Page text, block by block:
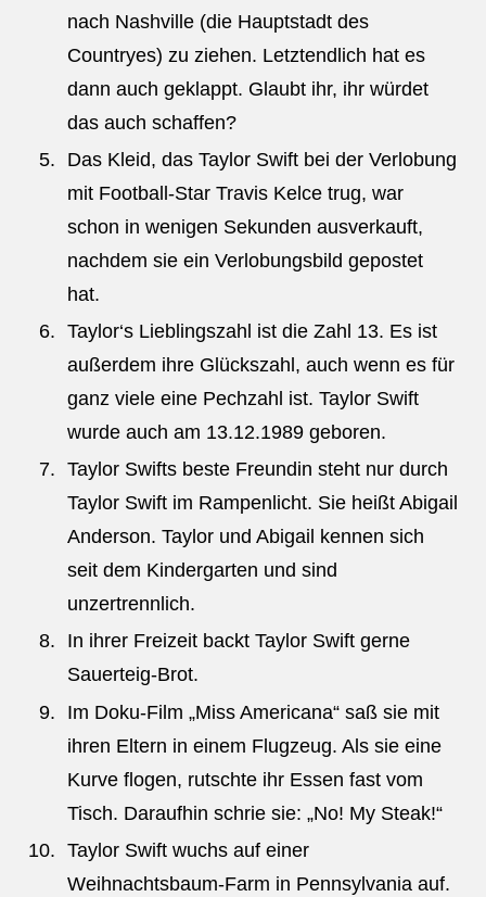
nach Nashville (die Hauptstadt des
Countryes) zu ziehen. Letztendlich hat es
dann auch geklappt. Glaubt ihr, ihr würdet
das auch schaffen?
Das Kleid, das Taylor Swift bei der Verlobung
mit Football-Star Travis Kelce trug, war
schon in wenigen Sekunden ausverkauft,
nachdem sie ein Verlobungsbild gepostet
hat.
Taylor‘s Lieblingszahl ist die Zahl 13. Es ist
außerdem ihre Glückszahl, auch wenn es für
ganz viele eine Pechzahl ist. Taylor Swift
wurde auch am 13.12.1989 geboren.
Taylor Swifts beste Freundin steht nur durch
Taylor Swift im Rampenlicht. Sie heißt Abigail
Anderson. Taylor und Abigail kennen sich
seit dem Kindergarten und sind
unzertrennlich.
In ihrer Freizeit backt Taylor Swift gerne
Sauerteig-Brot.
Im Doku-Film „Miss Americana“ saß sie mit
ihren Eltern in einem Flugzeug. Als sie eine
Kurve flogen, rutschte ihr Essen fast vom
Tisch. Daraufhin schrie sie: „No! My Steak!“
Taylor Swift wuchs auf einer
Weihnachtsbaum-Farm in Pennsylvania auf.